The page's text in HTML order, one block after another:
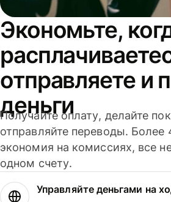
Экономьте,
отправляете и
деньги
Получайте оплату, делайте
отправляйте переводы. Более
экономия на комиссиях, все
одном счету.
Управляйте деньгами на